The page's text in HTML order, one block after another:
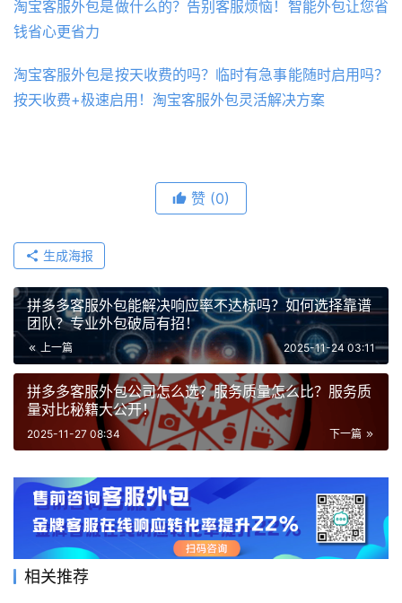
淘宝客服外包是做什么的？告别客服烦恼！智能外包让您省
钱省心更省力
淘宝客服外包是按天收费的吗？临时有急事能随时启用吗？
按天收费+极速启用！淘宝客服外包灵活解决方案
赞 (0)
生成海报
拼多多客服外包能解决响应率不达标吗？如何选择靠谱
团队？专业外包破局有招！
上一篇 2025-11-24 03:11
拼多多客服外包公司怎么选？服务质量怎么比？服务质
量对比秘籍大公开！
下一篇
2025-11-27 08:34
相关推荐